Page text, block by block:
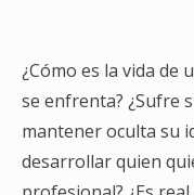
¿Cómo es la vida de
se enfrenta? ¿Sufre
mantener oculta su
desarrollar quien